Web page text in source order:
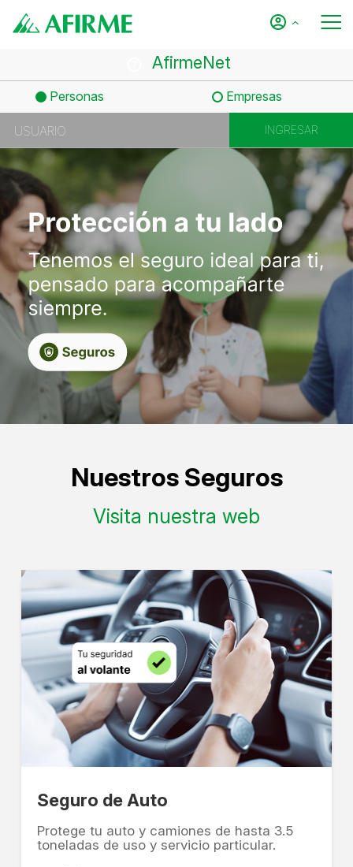
AfirmeNet
Personas Empresas
Nuestros Seguros
Visita nuestra web
Seguro de Auto
Protege tu auto y camiones de hasta 3.5
toneladas de uso y servicio particular.